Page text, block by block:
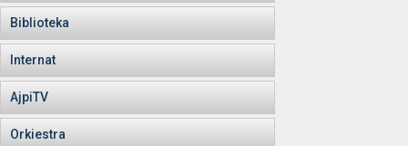
Biblioteka
Internat
AjpiTV
Orkiestra